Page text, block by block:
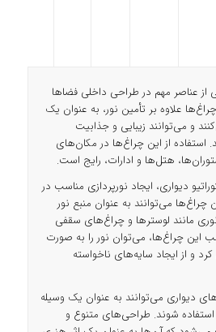
از عناصر مهم در طراحی داخلی فضاها
علاوه بر تأمین نور، به عنوان یک
و می‌توانند زیبایی و جذابیت
از این چراغ‌ها در مکان‌های
هتل‌ها و ادارات، رایج است.
دیواری، ایجاد نورپردازی مناسب در
می‌توانند به عنوان منبع نور
مانند لوسترها و چراغ‌های سقفی
این چراغ‌ها، می‌توان نور را به صورت
و از ایجاد سایه‌های ناخواسته
دیواری می‌توانند به عنوان یک وسیله
استفاده شوند. طراحی‌های متنوع و